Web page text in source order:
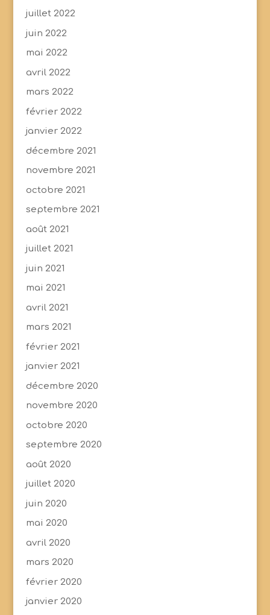
juillet 2022
juin 2022
mai 2022
avril 2022
mars 2022
février 2022
janvier 2022
décembre 2021
novembre 2021
octobre 2021
septembre 2021
août 2021
juillet 2021
juin 2021
mai 2021
avril 2021
mars 2021
février 2021
janvier 2021
décembre 2020
novembre 2020
octobre 2020
septembre 2020
août 2020
juillet 2020
juin 2020
mai 2020
avril 2020
mars 2020
février 2020
janvier 2020